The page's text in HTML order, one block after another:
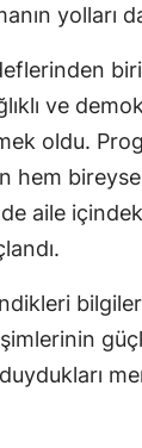
yolları
ve
oldu.
hem
de aile